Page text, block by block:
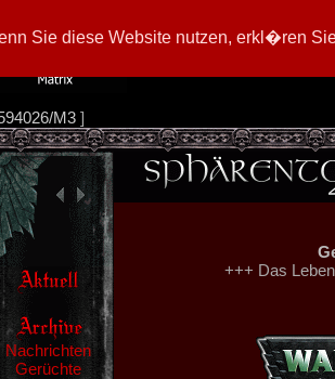
Sie diese Website nutzen, erkl�ren
M3]
Nachrichten
Gerüchte
+++ Das